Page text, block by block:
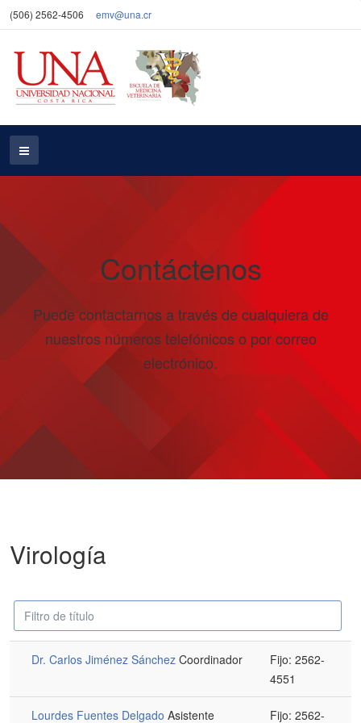
(506) 2562-4506 emv@una.cr
Contáctenos
Puede contactarnos a través de cualquiera de
nuestros números telefónicos o por correo
electrónico.
Virología
Despublicado Campo
'Filtrar'
Dr. Carlos Jiménez Sánchez Coordinador
Fijo: 2562-
4551
Lourdes Fuentes Delgado Asistente Fijo: 2562-